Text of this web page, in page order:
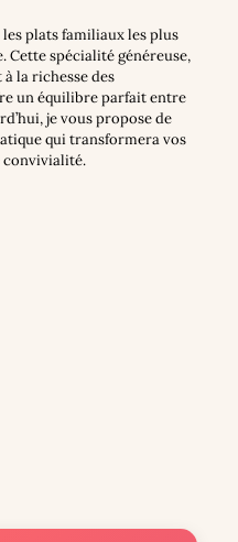
plats familiaux les plus
Cette spécialité généreuse,
la richesse des
un équilibre parfait entre
je vous propose de
qui transformera vos
convivialité.